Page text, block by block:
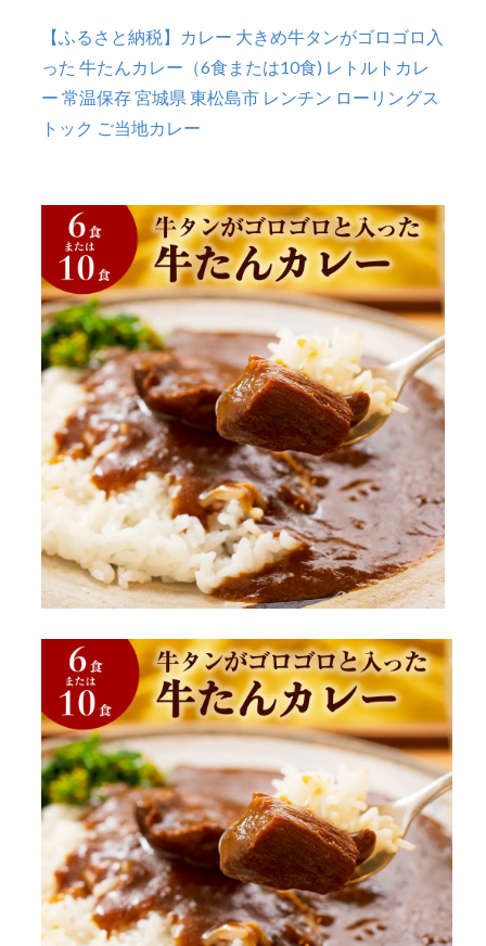
【ふるさと納税】カレー 大きめ牛タンがゴロゴロ入
った 牛たんカレー（6食または10食) レトルトカレ
ー 常温保存 宮城県 東松島市 レンチン ローリングス
トック ご当地カレー